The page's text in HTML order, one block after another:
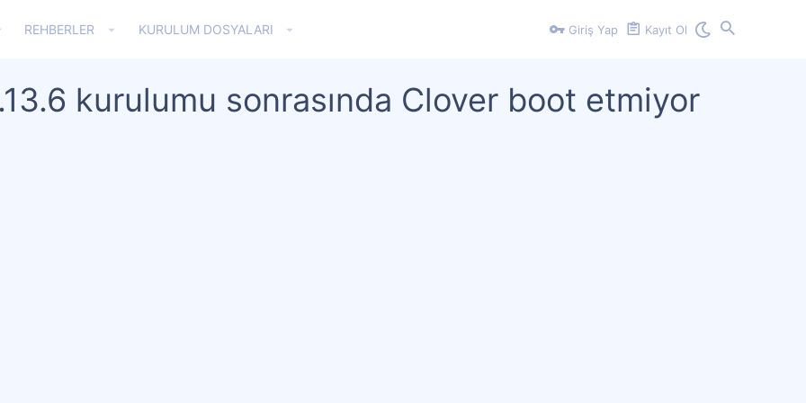
REHBERLER KURULUM DOSYALARI Giriş Yap Kayıt Ol
kurulumu sonrasında Clover boot etmiyor